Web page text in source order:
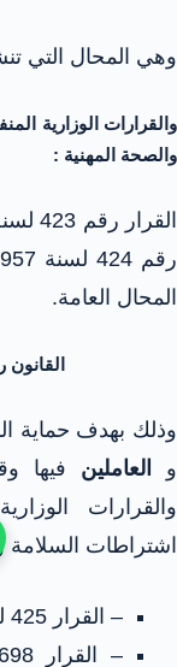
وهي المحال التي
والقرارات الوزارية
والصحة المهنية :
المحال العامة.
القانون رقم 372 لسنة
وذلك بهدف حماية
و
العاملين فيها
والقرارات
اشتراطات السلامة
– القرار 425 لسنة 1957 بشأن إجراءات الترخيص.